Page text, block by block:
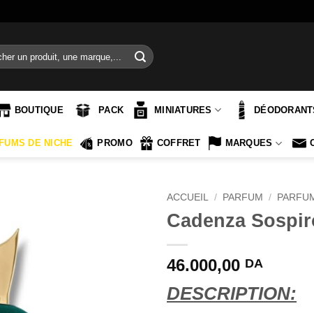
BOUTIQUE PACK MINIATURES
DE NICHE PROMO COFFRET MARQUES
ACCUEIL / PARFUM /
Cadenza
46.000,00 DA
DESCRIPTION: